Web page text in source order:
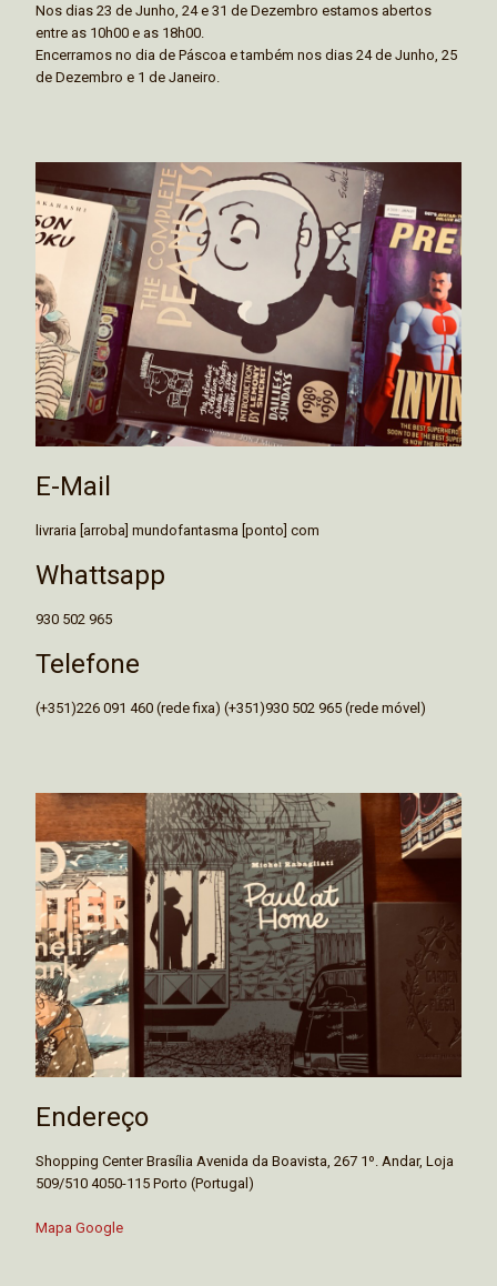
Nos dias 23 de Junho, 24 e 31 de Dezembro estamos abertos
entre as 10h00 e as 18h00.
Encerramos no dia de Páscoa e também nos dias 24 de Junho, 25
de Dezembro e 1 de Janeiro.
E-Mail
livraria [arroba] mundofantasma [ponto] com
Whattsapp
930 502 965
Telefone
(+351)226 091 460 (rede fixa) (+351)930 502 965 (rede móvel)
Endereço
Shopping Center Brasília Avenida da Boavista, 267 1º. Andar, Loja
509/510 4050-115 Porto (Portugal)
Mapa Google